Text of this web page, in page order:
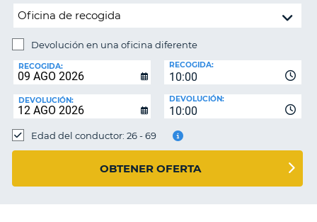
MI
Devolución en una oficina diferente
DE
DEVOLUCIÓN:
RECOGIDA:
10:00
RECOGIDA:
DEVOLUCIÓN:
10:00
DEVOLUCIÓN:
Edad del conductor: 26 - 69
OBTENER OFERTA